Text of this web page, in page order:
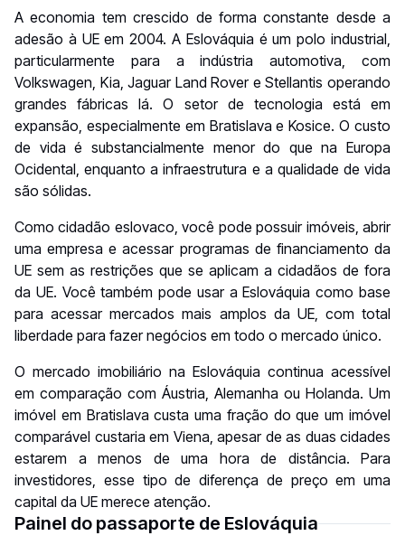
A economia tem crescido de forma constante desde a
adesão à UE em 2004. A Eslováquia é um polo industrial,
particularmente para a indústria automotiva, com
Volkswagen, Kia, Jaguar Land Rover e Stellantis operando
grandes fábricas lá. O setor de tecnologia está em
expansão, especialmente em Bratislava e Kosice. O custo
de vida é substancialmente menor do que na Europa
Ocidental, enquanto a infraestrutura e a qualidade de vida
são sólidas.
Como cidadão eslovaco, você pode possuir imóveis, abrir
uma empresa e acessar programas de financiamento da
UE sem as restrições que se aplicam a cidadãos de fora
da UE. Você também pode usar a Eslováquia como base
para acessar mercados mais amplos da UE, com total
liberdade para fazer negócios em todo o mercado único.
O mercado imobiliário na Eslováquia continua acessível
em comparação com Áustria, Alemanha ou Holanda. Um
imóvel em Bratislava custa uma fração do que um imóvel
comparável custaria em Viena, apesar de as duas cidades
estarem a menos de uma hora de distância. Para
investidores, esse tipo de diferença de preço em uma
capital da UE merece atenção.
Painel do passaporte de Eslováquia